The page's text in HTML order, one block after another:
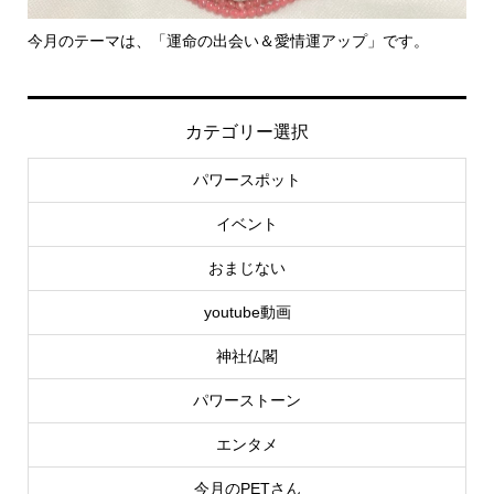
＆愛情運アップ」です。 里親さん募集中！
カテゴリー選択
パワースポット
イベント
おまじない
youtube動画
神社仏閣
パワーストーン
エンタメ
今月のPETさん